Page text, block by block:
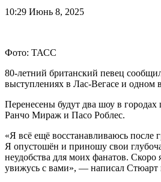
10:29 Июнь 8, 2025
Фото: ТАСС
80-летний британский певец
выступлениях в Лас-Вегасе и одном
Перенесены будут два шоу в
Ранчо Мираж и Пасо Роблес.
«Я всё ещё восстанавливаюсь после
Я опустошён и приношу свои
неудобства для моих фанатов. Скоро
увижусь с вами», — написал Стюарт